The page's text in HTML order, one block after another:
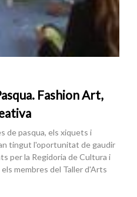
Fashion Art,
de pasqua, els xiquets i
tingut l'oportunitat de gaudir
per la Regidoria de Cultura i
membres del Taller d'Arts